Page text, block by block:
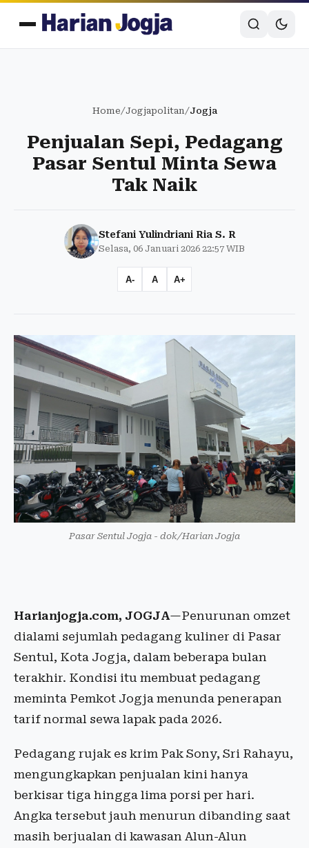
Home/Jogjapolitan/Jogja
Penjualan Sepi, Pedagang
Pasar Sentul Minta Sewa
Tak Naik
Stefani Yulindriani Ria S. R
Selasa, 06 Januari 2026 22:57 WIB
A- A A+
Pasar Sentul Jogja - dok/Harian Jogja
Harianjogja.com, JOGJA—Penurunan omzet
dialami sejumlah pedagang kuliner di Pasar
Sentul, Kota Jogja, dalam beberapa bulan
terakhir. Kondisi itu membuat pedagang
meminta Pemkot Jogja menunda penerapan
tarif normal sewa lapak pada 2026.
Pedagang rujak es krim Pak Sony, Sri Rahayu,
mengungkapkan penjualan kini hanya
berkisar tiga hingga lima porsi per hari.
Angka tersebut jauh menurun dibanding saat
masih berjualan di kawasan Alun-Alun